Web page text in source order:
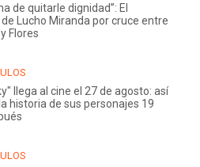
de quitarle dignidad”: El
Lucho Miranda por cruce entre
Flores
llega al cine el 27 de agosto: así
historia de sus personajes 19